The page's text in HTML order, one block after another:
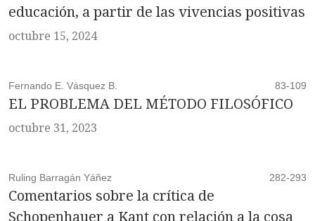
educación, a partir de las vivencias positivas
octubre 15, 2024
Fernando E. Vásquez B. 83-109
EL PROBLEMA DEL MÉTODO FILOSÓFICO
octubre 31, 2023
Ruling Barragán Yáñez 282-293
Comentarios sobre la crítica de
Schopenhauer a Kant con relación a la cosa